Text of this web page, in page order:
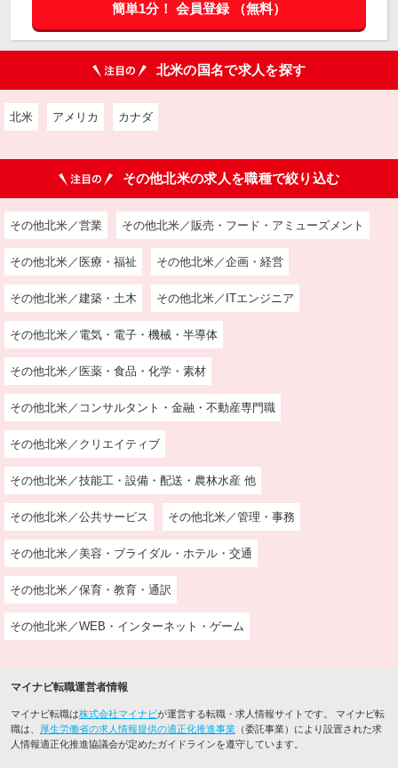
簡単1分！ 会員登録 （無料）
北米の国名で求人を探す
北米 アメリカ カナダ
その他北米の求人を職種で絞り込む
その他北米／営業 その他北米／販売・フード・アミューズメント
その他北米／医療・福祉 その他北米／企画・経営
その他北米／建築・土木 その他北米／ITエンジニア
その他北米／電気・電子・機械・半導体
その他北米／医薬・食品・化学・素材
その他北米／コンサルタント・金融・不動産専門職
その他北米／クリエイティブ
その他北米／技能工・設備・配送・農林水産 他
その他北米／公共サービス その他北米／管理・事務
その他北米／美容・ブライダル・ホテル・交通
その他北米／保育・教育・通訳
その他北米／WEB・インターネット・ゲーム
マイナビ転職運営者情報
マイナビ転職は株式会社マイナビが運営する転職・求人情報サイトです。 マイナビ転
職は、 厚生労働省の求人情報提供の適正化推進事業 （委託事業）により設置された求
人情報適正化推進協議会が定めたガイドラインを遵守しています。